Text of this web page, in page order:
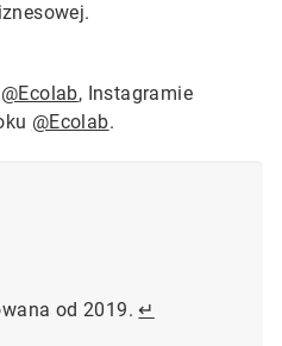
@Ecolab, Instagramie
@Ecolab.
od 2019. ↵